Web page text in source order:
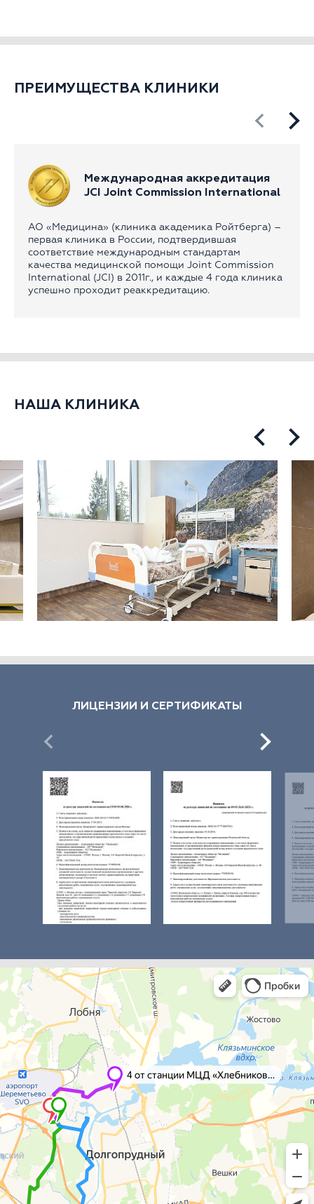
ПРЕИМУЩЕСТВА КЛИНИКИ
Международная аккредитация
JCI Joint Commission International
АО «Медицина» (клиника академика Ройтберга) –
первая клиника в России, подтвердившая
соответствие международным стандартам
качества медицинской помощи Joint Commission
International (JCI) в 2011г., и каждые 4 года клиника
успешно проходит реаккредитацию.
НАША КЛИНИКА
ЛИЦЕНЗИИ И СЕРТИФИКАТЫ